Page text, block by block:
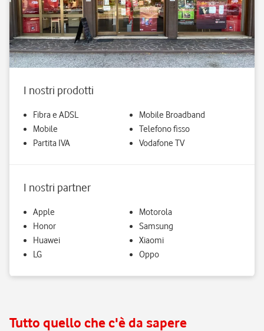
I nostri prodotti
Fibra e ADSL
Mobile
Partita IVA
Mobile Broadband
Telefono fisso
Vodafone TV
I nostri partner
Apple
Honor
Huawei
LG
Motorola
Samsung
Xiaomi
Oppo
Tutto quello che c'è da sapere